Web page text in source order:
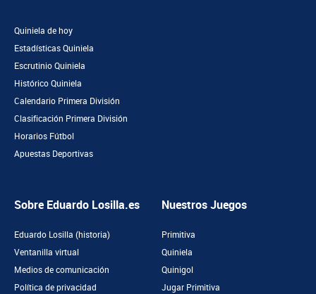
Quiniela de hoy
Estadísticas Quiniela
Escrutinio Quiniela
Histórico Quiniela
Calendario Primera División
Clasificación Primera División
Horarios Fútbol
Apuestas Deportivas
Sobre Eduardo Losilla.es
Eduardo Losilla (historia)
Ventanilla virtual
Medios de comunicación
Política de privacidad
Nuestros Juegos
Primitiva
Quiniela
Quinigol
Jugar Primitiva